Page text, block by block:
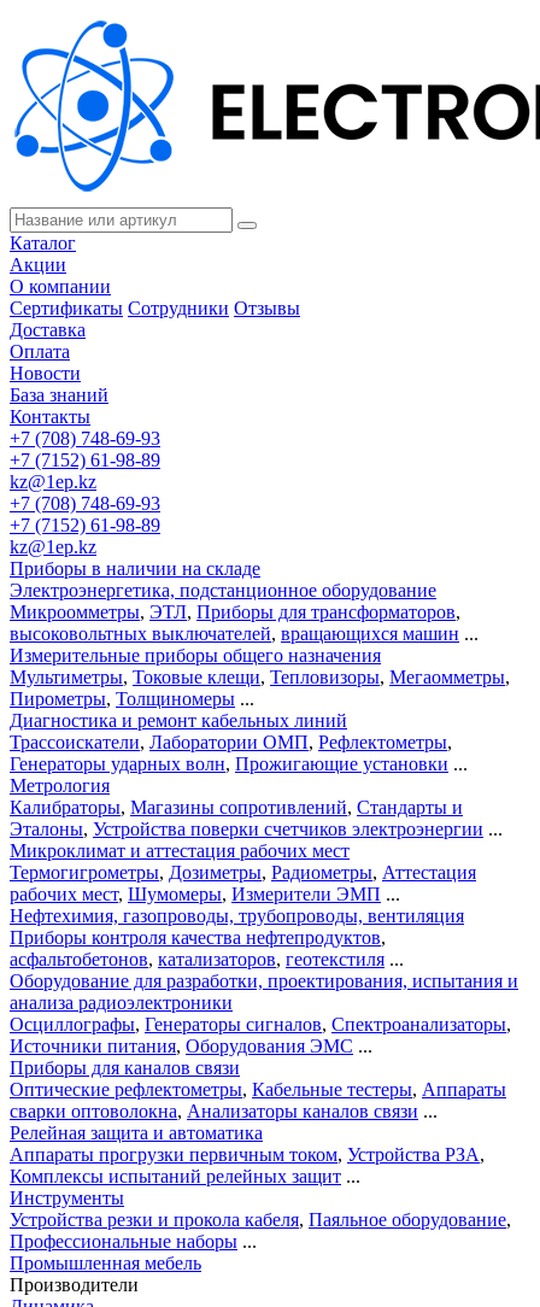
Каталог
Акции
О компании
Сертификаты Сотрудники Отзывы
Доставка
Оплата
Новости
База знаний
Контакты
+7 (708) 748-69-93
+7 (7152) 61-98-89
kz@1ep.kz
+7 (708) 748-69-93
+7 (7152) 61-98-89
kz@1ep.kz
Приборы в наличии на складе
Электроэнергетика, подстанционное оборудование
Микроомметры, ЭТЛ, Приборы для трансформаторов,
высоковольтных выключателей, вращающихся машин ...
Измерительные приборы общего назначения
Мультиметры, Токовые клещи, Тепловизоры, Мегаомметры,
Пирометры, Толщиномеры ...
Диагностика и ремонт кабельных линий
Трассоискатели, Лаборатории ОМП, Рефлектометры,
Генераторы ударных волн, Прожигающие установки ...
Метрология
Калибраторы, Магазины сопротивлений, Стандарты и
Эталоны, Устройства поверки счетчиков электроэнергии ...
Микроклимат и аттестация рабочих мест
Термогигрометры, Дозиметры, Радиометры, Аттестация
рабочих мест, Шумомеры, Измерители ЭМП ...
Нефтехимия, газопроводы, трубопроводы, вентиляция
Приборы контроля качества нефтепродуктов,
асфальтобетонов, катализаторов, геотекстиля ...
Оборудование для разработки, проектирования, испытания и
анализа радиоэлектроники
Осциллографы, Генераторы сигналов, Спектроанализаторы,
Источники питания, Оборудования ЭМС ...
Приборы для каналов связи
Оптические рефлектометры, Кабельные тестеры, Аппараты
сварки оптоволокна, Анализаторы каналов связи ...
Релейная защита и автоматика
Аппараты прогрузки первичным током, Устройства РЗА,
Комплексы испытаний релейных защит ...
Инструменты
Устройства резки и прокола кабеля, Паяльное оборудование,
Профессиональные наборы ...
Промышленная мебель
Производители